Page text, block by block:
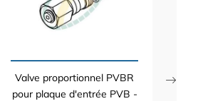
Valve proportionnel PVBR
pour plaque d'entrée PVB -